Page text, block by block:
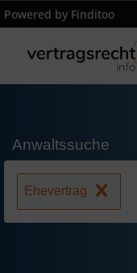
Powered by Finditoo
Anwaltssuche
Ehevertrag